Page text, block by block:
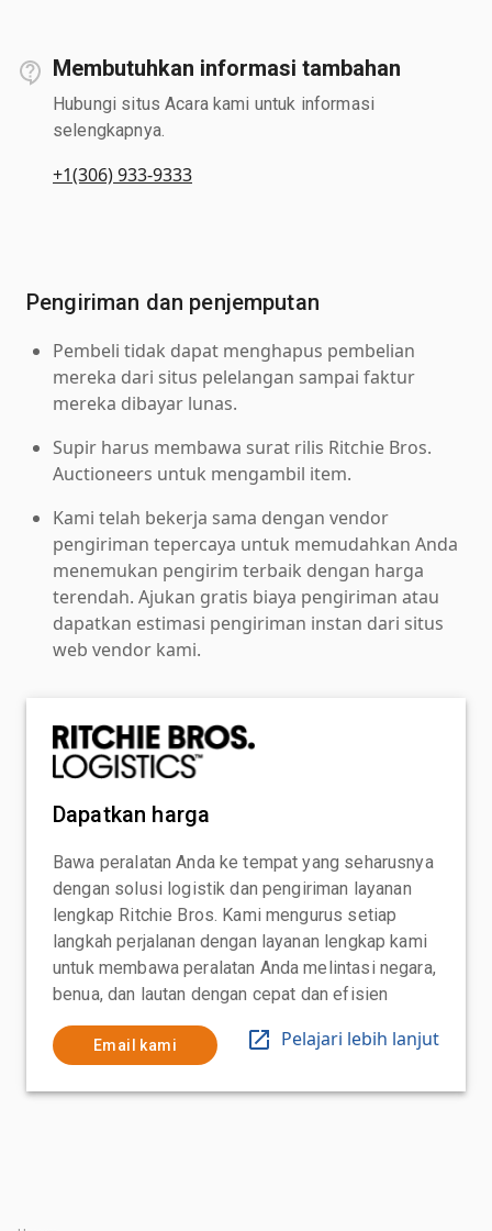
Membutuhkan informasi tambahan
Hubungi situs Acara kami untuk informasi
selengkapnya.
+1(306) 933-9333
Pengiriman dan penjemputan
Pembeli tidak dapat menghapus pembelian
mereka dari situs pelelangan sampai faktur
mereka dibayar lunas.
Supir harus membawa surat rilis Ritchie Bros.
Auctioneers untuk mengambil item.
Kami telah bekerja sama dengan vendor
pengiriman tepercaya untuk memudahkan Anda
menemukan pengirim terbaik dengan harga
terendah. Ajukan gratis biaya pengiriman atau
dapatkan estimasi pengiriman instan dari situs
web vendor kami.
Dapatkan harga
Bawa peralatan Anda ke tempat yang seharusnya
dengan solusi logistik dan pengiriman layanan
lengkap Ritchie Bros. Kami mengurus setiap
langkah perjalanan dengan layanan lengkap kami
untuk membawa peralatan Anda melintasi negara,
benua, dan lautan dengan cepat dan efisien
Email kami Pelajari lebih lanjut